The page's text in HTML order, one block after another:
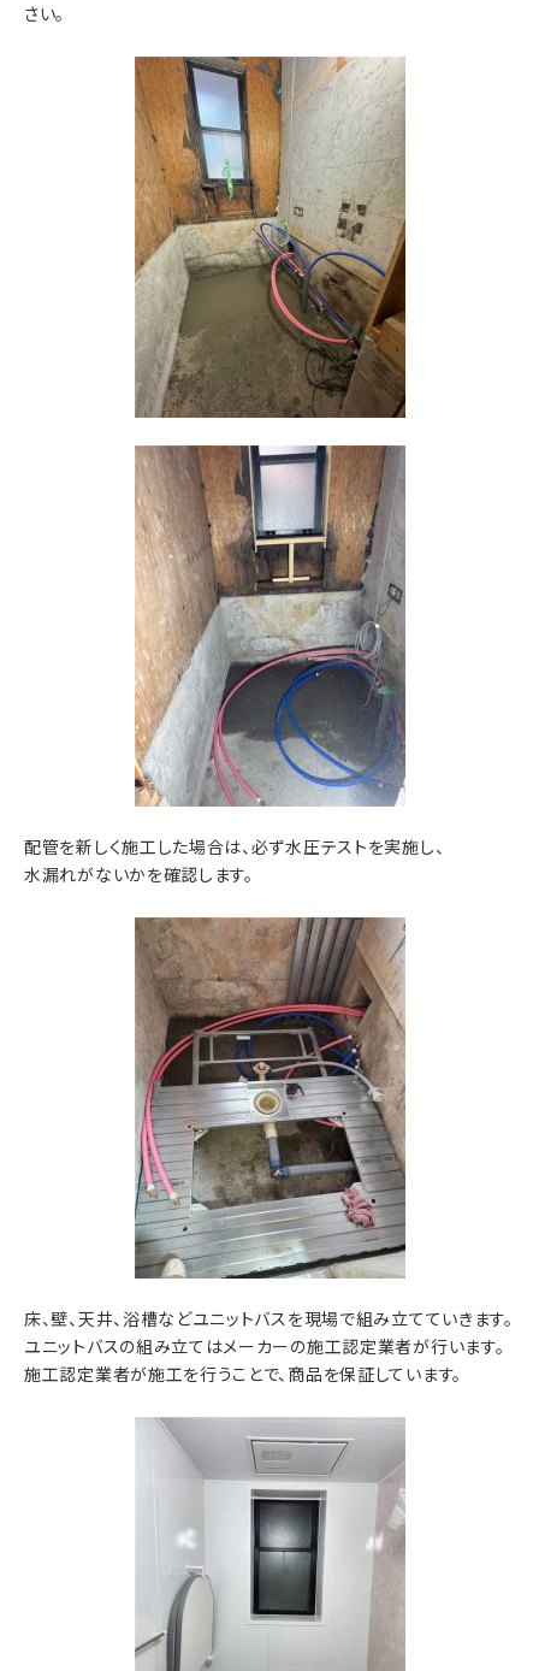
さい。
配管を新しく施工した場合は、必ず水圧テストを実施し、
水漏れがないかを確認します。
床、壁、天井、浴槽などユニットバスを現場で組み立てていきます。
ユニットバスの組み立てはメーカーの施工認定業者が行います。
施工認定業者が施工を行うことで、商品を保証しています。